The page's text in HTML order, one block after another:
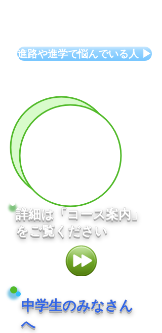
進路や進学で悩んでいる人 ▶
詳細は「コース案内」
をご覧ください
中学生のみなさん
へ